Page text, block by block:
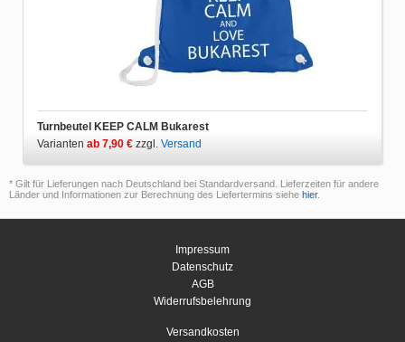
Turnbeutel KEEP CALM Bukarest
Varianten ab 7,90 € zzgl. Versand
* Gilt für Lieferungen nach Deutschland bei Standardversand. Lieferzeiten für andere
Länder und Informationen zur Berechnung des Liefertermins siehe hier.
Impressum
Datenschutz
AGB
Widerrufsbelehrung
Versandkosten